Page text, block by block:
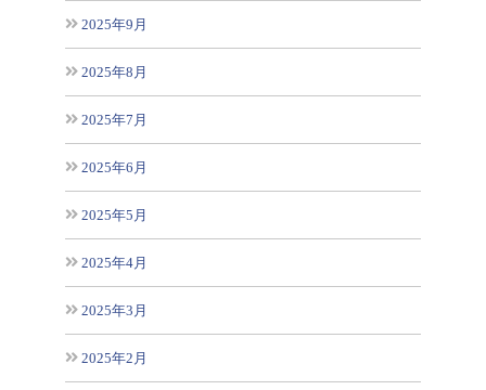
2025年9月
2025年8月
2025年7月
2025年6月
2025年5月
2025年4月
2025年3月
2025年2月